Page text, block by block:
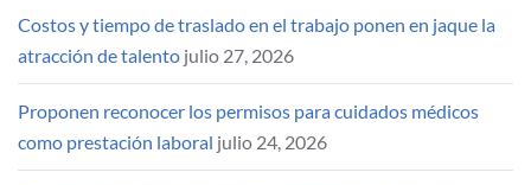
Costos y tiempo de traslado en el trabajo ponen en jaque la
atracción de talento julio 27, 2026
Proponen reconocer los permisos para cuidados médicos
como prestación laboral julio 24, 2026